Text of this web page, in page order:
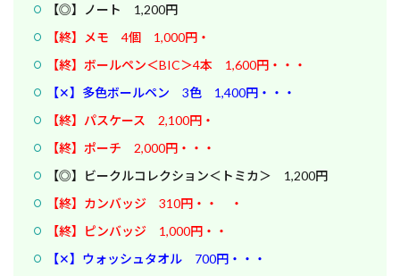
【◎】ノート 1,200円
【終】メモ 4個 1,000円・
【終】ボールペン＜BIC＞4本 1,600円・・・
【✕】多色ボールペン 3色 1,400円・・・
【終】パスケース 2,100円・
【終】ポーチ 2,000円・・・
【◎】ビークルコレクション＜トミカ＞ 1,200円
【終】カンバッジ 310円・・ ・
【終】ピンバッジ 1,000円・・
【✕】ウォッシュタオル 700円・・・